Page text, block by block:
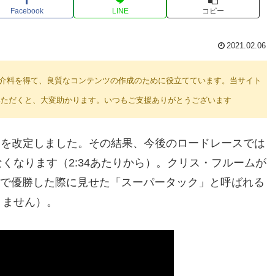
Facebook LINE コピー
2021.02.06
を得て、良質なコンテンツの作成のために役立てています。当サイト
だくと、大変助かります。いつもご支援ありがとうございます
改定しました。その結果、今後のロードレースでは
なります（2:34あたりから）。クリス・フルームが
優勝した際に見せた「スーパータック」と呼ばれる
せん）。